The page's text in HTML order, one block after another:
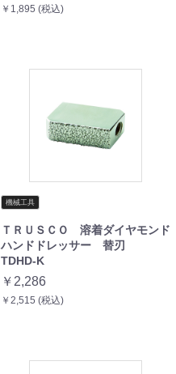
￥1,895 (税込)
機械工具
ＴＲＵＳＣＯ 溶着ダイヤモンド
ハンドドレッサー 替刃
TDHD-K
￥2,286
￥2,515 (税込)